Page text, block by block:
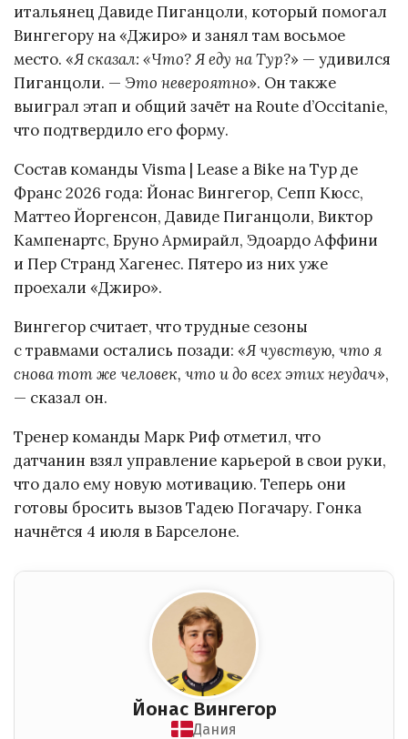
итальянец Давиде Пиганцоли, который помогал
Вингегору на «Джиро» и занял там восьмое
место. «Я сказал: «Что? Я еду на Тур?» — удивился
Пиганцоли. — Это невероятно». Он также
выиграл этап и общий зачёт на Route d’Occitanie,
что подтвердило его форму.
Состав команды Visma | Lease a Bike на Тур де
Франс 2026 года: Йонас Вингегор, Сепп Кюсс,
Маттео Йоргенсон, Давиде Пиганцоли, Виктор
Кампенартс, Бруно Армирайл, Эдоардо Аффини
и Пер Странд Хагенес. Пятеро из них уже
проехали «Джиро».
Вингегор считает, что трудные сезоны
с травмами остались позади: «Я чувствую, что я
снова тот же человек, что и до всех этих неудач»,
— сказал он.
Тренер команды Марк Риф отметил, что
датчанин взял управление карьерой в свои руки,
что дало ему новую мотивацию. Теперь они
готовы бросить вызов Тадею Погачару. Гонка
начнётся 4 июля в Барселоне.
Йонас Вингегор
Дания